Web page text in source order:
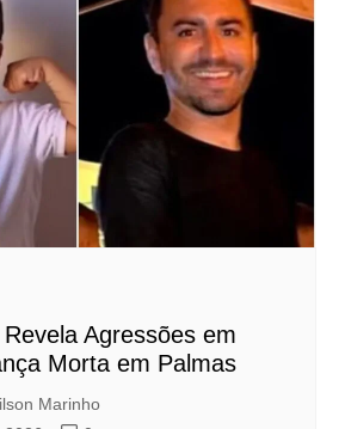
Agressões em
Morta em Palmas
Marinho